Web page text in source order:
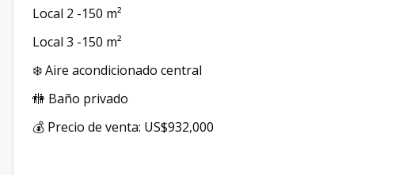
Local 2 -150 m²
Local 3 -150 m²
❄️ Aire acondicionado central
🚻 Baño privado
💰 Precio de venta: US$932,000